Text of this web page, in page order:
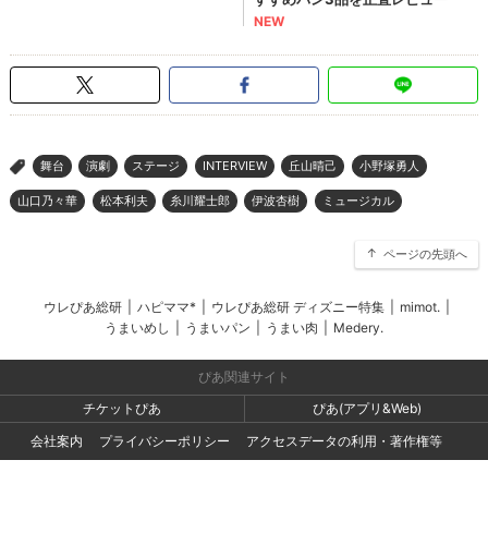
> 舞台 演劇 ステージ INTERVIEW 丘山晴己 小野塚勇人
山口乃々華 松本利夫 糸川耀士郎 伊波杏樹 ミュージカル
ページの先頭へ
ウレぴあ総研 ハピママ* ウレぴあ総研 ディズニー特集 mimot.
うまいめし
うまいパン うまい肉 Medery.
ぴあ関連サイト
チケットぴあ
ぴあ(アプリ&Web)
会社案内
プライバシーポリシー
アクセスデータの利用・著作権等